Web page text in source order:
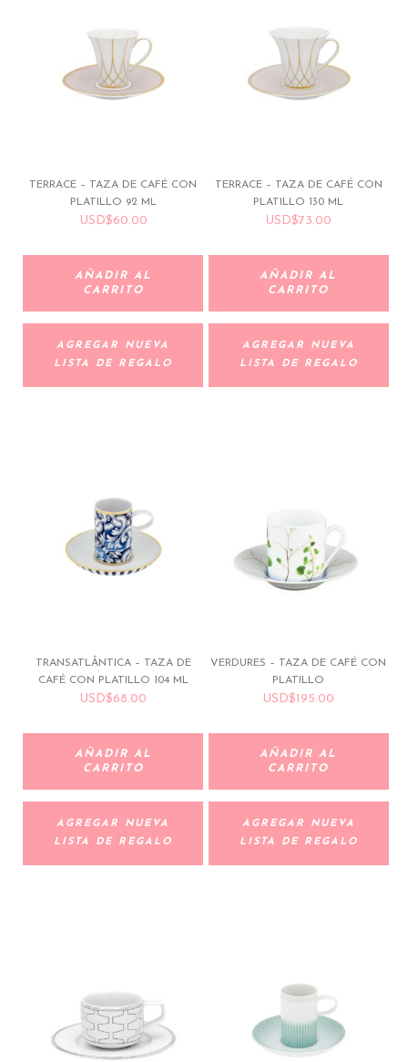
TERRACE – TAZA DE CAFÉ CON
PLATILLO 92 ML
USD$60.00
AÑADIR AL
CARRITO
AGREGAR NUEVA
LISTA DE REGALO
TERRACE – TAZA DE CAFÉ CON
PLATILLO 130 ML
USD$73.00
AÑADIR AL
CARRITO
AGREGAR NUEVA
LISTA DE REGALO
TRANSATLÂNTICA – TAZA DE
CAFÉ CON PLATILLO 104 ML
USD$68.00
AÑADIR AL
CARRITO
AGREGAR NUEVA
LISTA DE REGALO
VERDURES – TAZA DE CAFÉ CON
PLATILLO
USD$195.00
AÑADIR AL
CARRITO
AGREGAR NUEVA
LISTA DE REGALO